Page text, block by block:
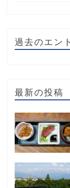
過去のエン
最新の投稿